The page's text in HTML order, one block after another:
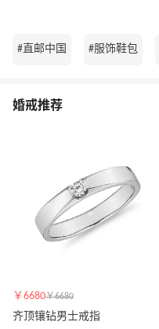
#直邮中国 #服饰鞋包
婚戒推荐
￥6680￥6680
齐顶镶钻男士戒指